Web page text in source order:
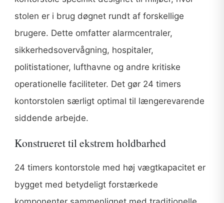
stolen er i brug døgnet rundt af forskellige
brugere. Dette omfatter alarmcentraler,
sikkerhedsovervågning, hospitaler,
politistationer, lufthavne og andre kritiske
operationelle faciliteter. Det gør 24 timers
kontorstolen særligt optimal til længerevarende
siddende arbejde.
Konstrueret til ekstrem holdbarhed
24 timers kontorstole med høj vægtkapacitet er
bygget med betydeligt forstærkede